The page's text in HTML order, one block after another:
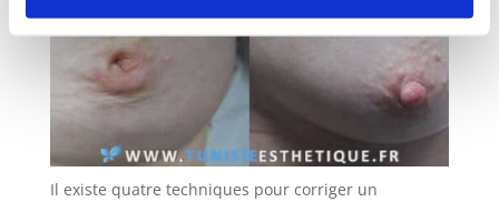
Il existe quatre techniques pour corriger un